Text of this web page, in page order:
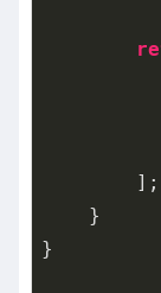
        ];
    }
}